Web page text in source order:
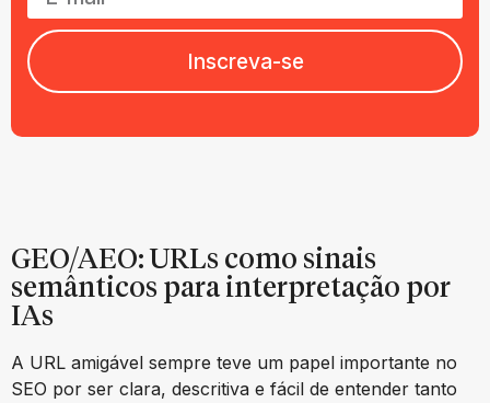
Inscreva-se
GEO/AEO: URLs como sinais
semânticos para interpretação por
IAs
A URL amigável sempre teve um papel importante no
SEO por ser clara, descritiva e fácil de entender tanto